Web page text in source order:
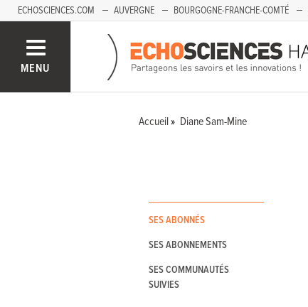
ECHOSCIENCES.COM AUVERGNE BOURGOGNE-FRANCHE-COMTÉ
SAVOIE MONT-BLANC
MENU
Accueil Diane Sam-Mine
SES ABONNÉS
SES ABONNEMENTS
SES COMMUNAUTÉS
SUIVIES